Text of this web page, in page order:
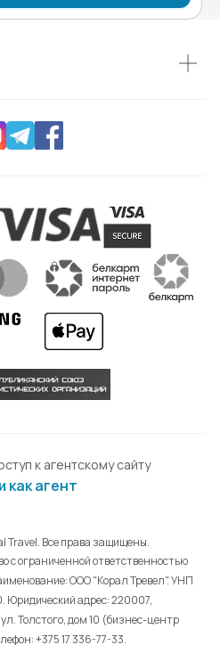
к агентскому сайту
как агент
Travel. Все права защищены.
с ограниченной ответственностью
ООО "Корал Тревел". УНП
Юридический адрес: 220007,
Толстого, дом 10 (бизнес-центр
+375 17 336-77-33.